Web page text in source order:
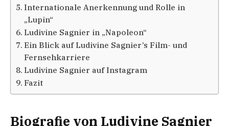
Internationale Anerkennung und Rolle in
„Lupin“
Ludivine Sagnier in „Napoleon“
Ein Blick auf Ludivine Sagnier’s Film- und
Fernsehkarriere
Ludivine Sagnier auf Instagram
Fazit
Biografie von Ludivine Sagnier